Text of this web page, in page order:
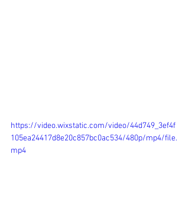
https://video.wixstatic.com/video/44d749_3ef4f
105ea24417d8e20c857bc0ac534/480p/mp4/file.
mp4